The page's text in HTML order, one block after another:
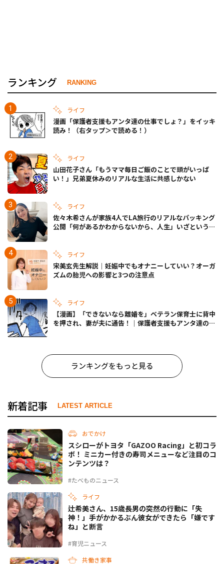
ランキング RANKING
ライフ
漫画「保護者支援もアンタ達の仕事でしょ？」をイッキ
読み！（右タップ＞で読める！）
ライフ
山田花子さん「もうママ毎日ご飯のことで頭がいっぱ
い！」兄弟夏休みのリアルな生活に共感しかない
ライフ
佐々木希さんが家族4人でLA旅行のリアルなパッキング
公開「何があるかわからないから、人生」いざというと
ライフ
宋美玄先生解説｜妊娠中でもオナニーしていい？オーガ
ズムの胎児への影響と3つの注意点
ライフ
【漫画】「できないなら離婚を」ベテラン保育士に背中
を押され、妻が夫に通告！｜保護者支援もアンタ達の仕
ランキングをもっと見る
新着記事 LATEST ARTICLE
おでかけ
#たべものニュース
スシローがトヨタ「GAZOO Racing」と初コラ
ボ！ ミニカー付きの寿司メニューなど注目のコ
ンテンツは？
ライフ
#育児ニュース
辻希美さん、15歳長男の突然の行動に「失
神！」手がかかるぶん彼女ができたら「嫌です
ね」と断言
共働き家事